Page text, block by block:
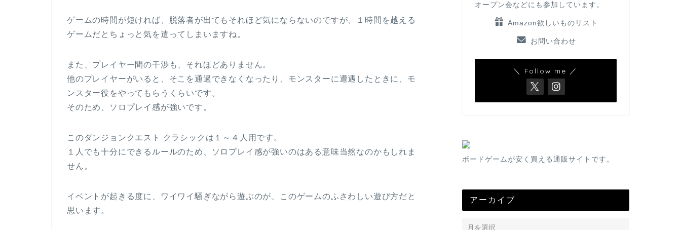
ゲームの時間が短ければ、脱落者が出てもそれほど気にならないのですが、１時間を越える
ゲームだとちょっと気を遣ってしまいますね。
また、プレイヤー間の干渉も、それほどありません。
他のプレイヤーがいると、そこを通過できなくなったり、モンスターに遭遇したときに、モ
ンスター役をやってもらうくらいです。
そのため、ソロプレイ感が強いです。
このダンジョンクエスト クラシックは１～４人用です。
１人でも十分にできるルールのため、ソロプレイ感が強いのはある意味当然なのかもしれま
せん。
イベントが起きる度に、ワイワイ騒ぎながら遊ぶのが、このゲームのふさわしい遊び方だと
思います。
オープン会などにも参加しています。
Amazon欲しいものリスト
お問い合わせ
＼ Follow me ／
ボードゲームが安く買える通販サイトです。
アーカイブ